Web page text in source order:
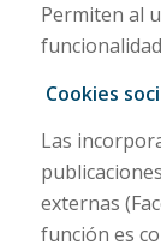
Permiten al
Cookies
Las
externas
función es